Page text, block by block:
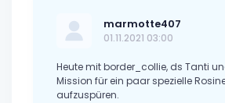
marmotte407
01.11.2021 03:00
Heute mit border_collie, ds Tanti
Mission für ein paar spezielle
aufzuspüren.